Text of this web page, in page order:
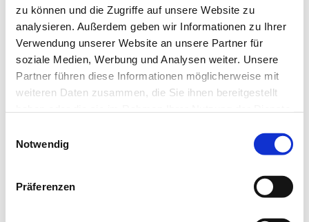
zu können und die Zugriffe auf unsere Website zu
analysieren. Außerdem geben wir Informationen zu Ihrer
Verwendung unserer Website an unsere Partner für
soziale Medien, Werbung und Analysen weiter. Unsere
Partner führen diese Informationen möglicherweise mit
weiteren Daten zusammen, die Sie ihnen bereitgestellt
Notwendig
Präferenzen
loadingjobninja.com
for more